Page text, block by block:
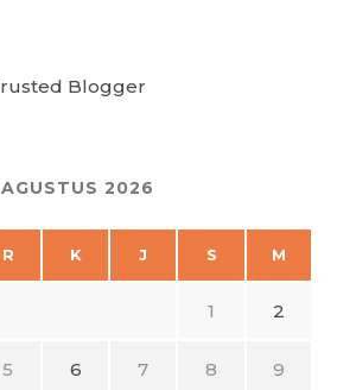
AGUSTUS 2026
R K J S M
1 2
5 6 7 8 9